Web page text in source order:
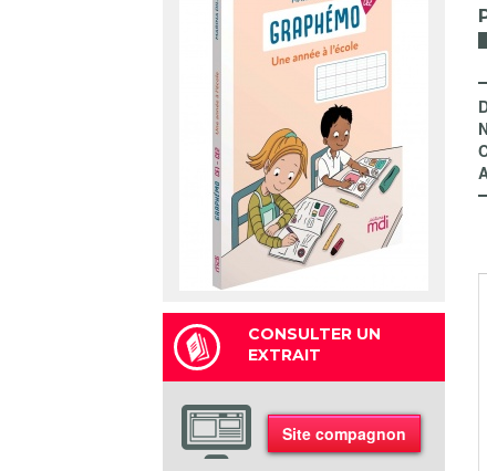
CONSULTER UN
EXTRAIT
Site compagnon